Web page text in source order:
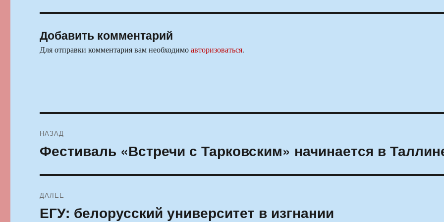
Добавить комментарий
Для отправки комментария вам необходимоавторизоваться.
по
НАЗАД
Предыдущая
Фестиваль «Встречи с Тарковским» начинается в
ДАЛЕЕ
Следующая
ЕГУ: белорусский университет в изгнании